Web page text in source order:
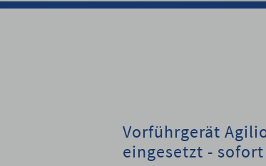
Vorführgerät
eingesetzt -